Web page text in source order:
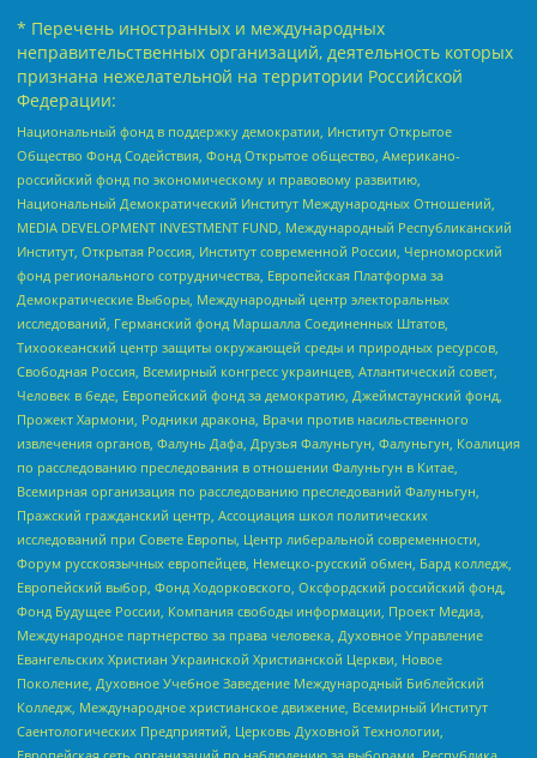
* Перечень иностранных и международных
неправительственных организаций, деятельность которых
признана нежелательной на территории Российской
Федерации:
Национальный фонд в поддержку демократии, Институт Открытое
Общество Фонд Содействия, Фонд Открытое общество, Американо-
российский фонд по экономическому и правовому развитию,
Национальный Демократический Институт Международных Отношений,
MEDIA DEVELOPMENT INVESTMENT FUND, Международный Республиканский
Институт, Открытая Россия, Институт современной России, Черноморский
фонд регионального сотрудничества, Европейская Платформа за
Демократические Выборы, Международный центр электоральных
исследований, Германский фонд Маршалла Соединенных Штатов,
Тихоокеанский центр защиты окружающей среды и природных ресурсов,
Свободная Россия, Всемирный конгресс украинцев, Атлантический совет,
Человек в беде, Европейский фонд за демократию, Джеймстаунский фонд,
Прожект Хармони, Родники дракона, Врачи против насильственного
извлечения органов, Фалунь Дафа, Друзья Фалуньгун, Фалуньгун, Коалиция
по расследованию преследования в отношении Фалуньгун в Китае,
Всемирная организация по расследованию преследований Фалуньгун,
Пражский гражданский центр, Ассоциация школ политических
исследований при Совете Европы, Центр либеральной современности,
Форум русскоязычных европейцев, Немецко-русский обмен, Бард колледж,
Европейский выбор, Фонд Ходорковского, Оксфордский российский фонд,
Фонд Будущее России, Компания свободы информации, Проект Медиа,
Международное партнерство за права человека, Духовное Управление
Евангельских Христиан Украинской Христианской Церкви, Новое
Поколение, Духовное Учебное Заведение Международный Библейский
Колледж, Международное христианское движение, Всемирный Институт
Саентологических Предприятий, Церковь Духовной Технологии,